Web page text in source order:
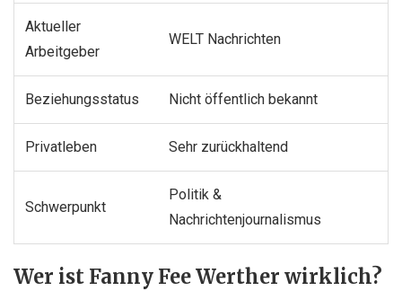
Aktueller
Arbeitgeber
WELT Nachrichten
Beziehungsstatus Nicht öffentlich bekannt
Privatleben Sehr zurückhaltend
Schwerpunkt
Politik &
Nachrichtenjournalismus
Wer ist Fanny Fee Werther wirklich?